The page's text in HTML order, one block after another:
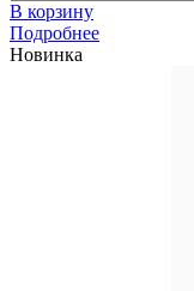
В корзину
Подробнее
Новинка